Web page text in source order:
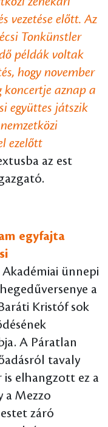
vezetése előtt. Az
Tonkünstler
példák voltak
hogy november
koncertje aznap a
együttes játszik
ezelőtt
az est
egyfajta
Akadémiai ünnepi
a
Kristóf sok
A Páratlan
tavaly
elhangzott ez a
a Mezzo
záró